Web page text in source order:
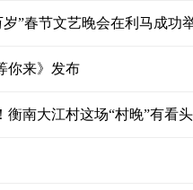
”春节文艺晚会在利马成功
你来》发布
南大江村这场“村晚”有看